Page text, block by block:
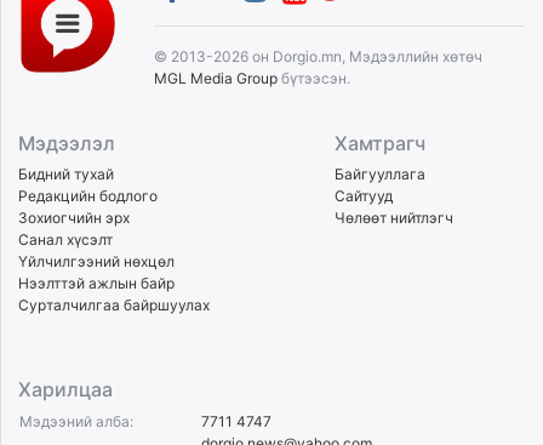
© 2013-2026 он Dorgio.mn, Мэдээллийн хөтөч
MGL Media Group бүтээсэн.
Мэдээлэл
Бидний тухай
Редакцийн бодлого
Зохиогчийн эрх
Санал хүсэлт
Үйлчилгээний нөхцөл
Нээлттэй ажлын байр
Сурталчилгаа байршуулах
Хамтрагч
Байгууллага
Сайтууд
Чөлөөт нийтлэгч
Харилцаа
Мэдээний алба:
7711 4747